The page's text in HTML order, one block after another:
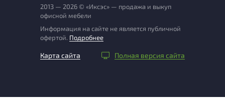
2013 — 2026 © «Иксэс» — продажа и выкуп
офисной мебели
Информация на сайте не является публичной
офертой. Подробнее
Карта сайта Полная версия сайта